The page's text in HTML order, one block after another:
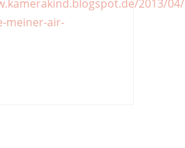
2013/
meiner-air-